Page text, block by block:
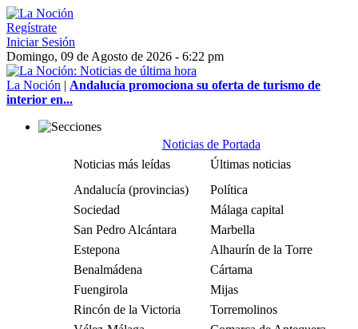
Regístrate
Iniciar Sesión
Domingo, 09 de Agosto de 2026 - 6:22 pm
La Noción | Andalucía promociona su oferta de turismo de
interior en...
Noticias de Portada
Noticias más leídas
Últimas noticias
Andalucía (provincias)
Política
Sociedad
Málaga capital
San Pedro Alcántara
Marbella
Estepona
Alhaurín de la Torre
Benalmádena
Cártama
Fuengirola
Mijas
Rincón de la Victoria
Torremolinos